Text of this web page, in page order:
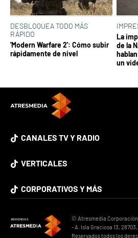
DESBLOQUEA TODO MÁS
RÁPIDO
'Modern Warfare 2': Cómo subir
rápidamente de nivel
La
de la
un
CANALES TV Y RADIO
VERTICALES
CORPORATIVOS Y MÁS
© Atresmedia Corporación
- A. Isla Graciosa 13,
Reservados todos los